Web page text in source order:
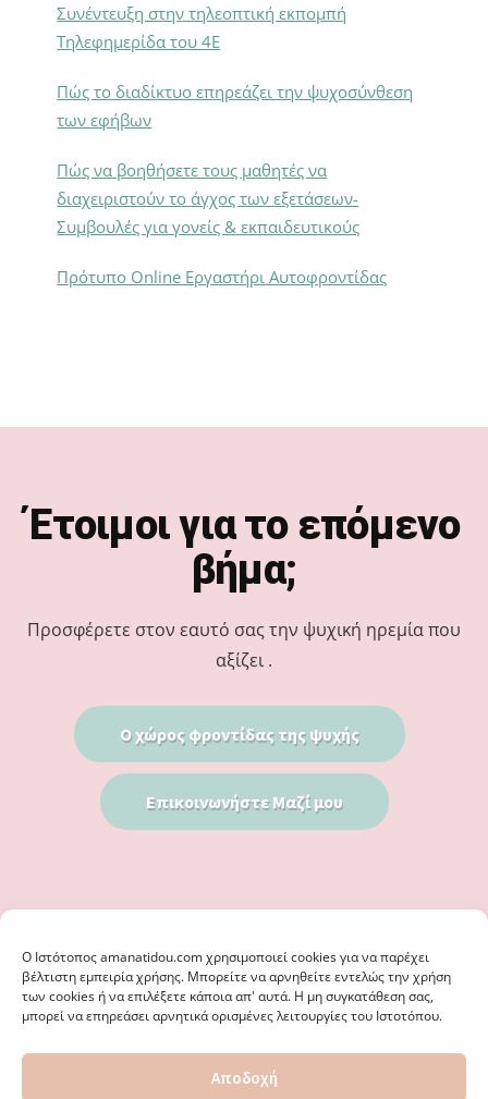
Ο Iστότοπος amanatidou.com χρησιμοποιεί cookies για να παρέχει
βέλτιστη εμπειρία χρήσης. Μπορείτε να αρνηθείτε εντελώς την χρήση
των cookies ή να επιλέξετε κάποια απ' αυτά. Η μη συγκατάθεση σας,
μπορεί να επηρεάσει αρνητικά ορισμένες λειτουργίες του Ιστοτόπου.
Αποδοχή
Συνέντευξη στην τηλεοπτική εκπομπή
Τηλεφημερίδα του 4Ε
Πώς το διαδίκτυο επηρεάζει την ψυχοσύνθεση
των εφήβων
Πώς να βοηθήσετε τους μαθητές να
διαχειριστούν το άγχος των εξετάσεων-
Συμβουλές για γονείς & εκπαιδευτικούς
Πρότυπο Online Εργαστήρι Αυτοφροντίδας
Έτοιμοι για το επόμενο
βήμα;
Προσφέρετε στον εαυτό σας την ψυχική ηρεμία που
αξίζει .
Ο χώρος φροντίδας της ψυχής
Επικοινωνήστε Μαζί μου
ΘΕΣΣΑΛΟΝΊΚΗ - ΕΙΔΙΚΌΣ ΣΤΗ ΓΝΩΣΤΙΚΉ ΣΥΜΠΕΡΙΦΟΡΙΚΉ